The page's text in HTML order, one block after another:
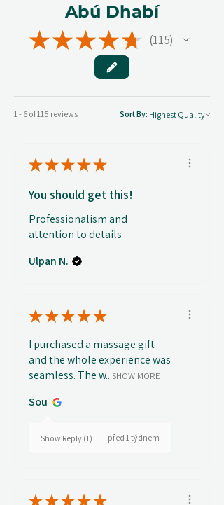
Abú Dhabí
★★★★★ 115
115
1 - 6 of 115 reviews Sort By:
★★★★★
You should get this!
Professionalism and
attention to details
Ulpan N.
★★★★★
I purchased a massage gift
and the whole experience was
seamless. The w...SHOW MORE
Sou
Show Reply (1) před 1 týdnem
★★★★★